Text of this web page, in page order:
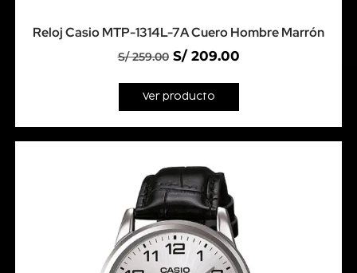
Reloj Casio MTP-1314L-7A Cuero Hombre Marrón
S/259.00 S/209.00
Ver producto